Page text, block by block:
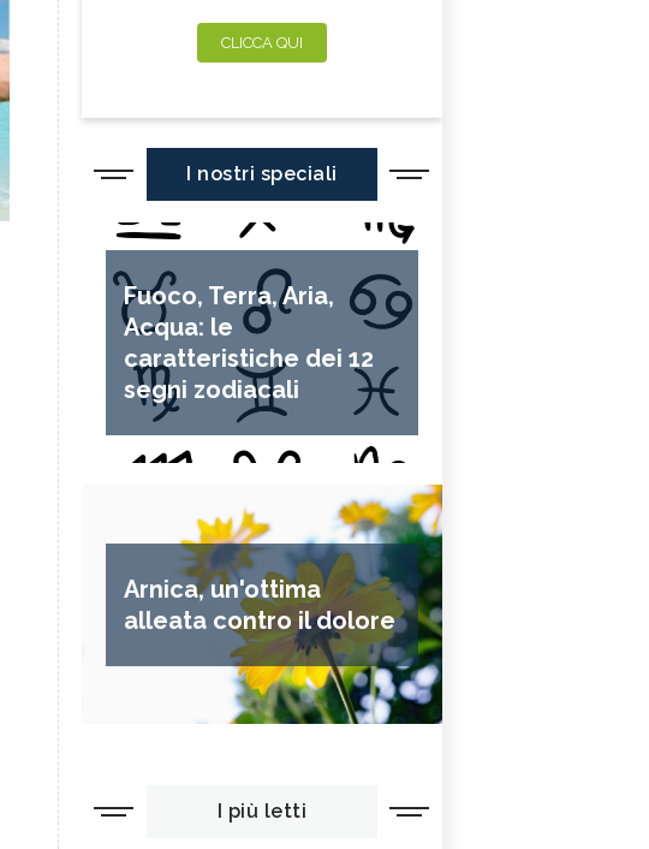
CLICCA QUI
I nostri speciali
Fuoco, Terra, Aria,
Acqua: le
caratteristiche dei 12
segni zodiacali
Arnica, un'ottima
alleata contro il dolore
I più letti